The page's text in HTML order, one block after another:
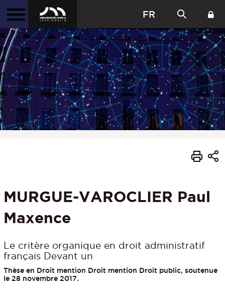
FR
MURGUE-VAROCLIER Paul
Maxence
Le critère organique en droit administratif
français Devant un
Thèse en Droit mention Droit mention Droit public, soutenue
le 28 novembre 2017.